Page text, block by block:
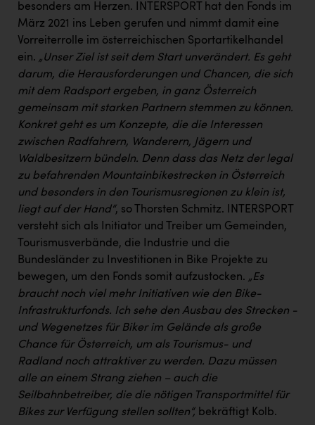
besonders am Herzen. INTERSPORT hat den Fonds im
März 2021 ins Leben gerufen und nimmt damit eine
Vorreiterrolle im österreichischen Sportartikelhandel
ein. „Unser Ziel ist seit dem Start unverändert. Es geht
darum, die Herausforderungen und Chancen, die sich
mit dem Radsport ergeben, in ganz Österreich
gemeinsam mit starken Partnern stemmen zu können.
Konkret geht es um Konzepte, die die Interessen
zwischen Radfahrern, Wanderern, Jägern und
Waldbesitzern bündeln. Denn dass das Netz der legal
zu befahrenden Mountainbikestrecken in Österreich
und besonders in den Tourismusregionen zu klein ist,
liegt auf der Hand“, so Thorsten Schmitz. INTERSPORT
versteht sich als Initiator und Treiber um Gemeinden,
Tourismusverbände, die Industrie und die
Bundesländer zu Investitionen in Bike Projekte zu
bewegen, um den Fonds somit aufzustocken. „Es
braucht noch viel mehr Initiativen wie den Bike-
Infrastrukturfonds. Ich sehe den Ausbau des Strecken -
und Wegenetzes für Biker im Gelände als große
Chance für Österreich, um als Tourismus- und
Radland noch attraktiver zu werden. Dazu müssen
alle an einem Strang ziehen – auch die
Seilbahnbetreiber, die die nötigen Transportmittel für
Bikes zur Verfügung stellen sollten“, bekräftigt Kolb.